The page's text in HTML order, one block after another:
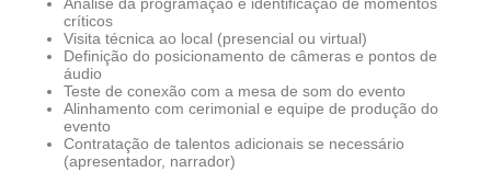
críticos
Visita técnica ao local (presencial ou virtual)
Definição do posicionamento de câmeras e pontos de
áudio
Teste de conexão com a mesa de som do evento
Alinhamento com cerimonial e equipe de produção do
evento
Contratação de talentos adicionais se necessário
(apresentador, narrador)